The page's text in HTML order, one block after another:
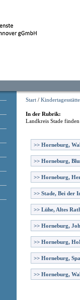
Start /
In der Rubrik:
Landkreis Stade
>> Horneburg,
>> Horneburg,
>> Horneburg,
>> Stade, Bei der
>> Lühe, Altes
>> Horneburg,
>> Horneburg,
>> Horneburg,
>> Horneburg,